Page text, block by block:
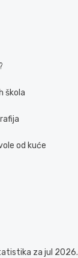
škola
od kuće
za jul 2026.